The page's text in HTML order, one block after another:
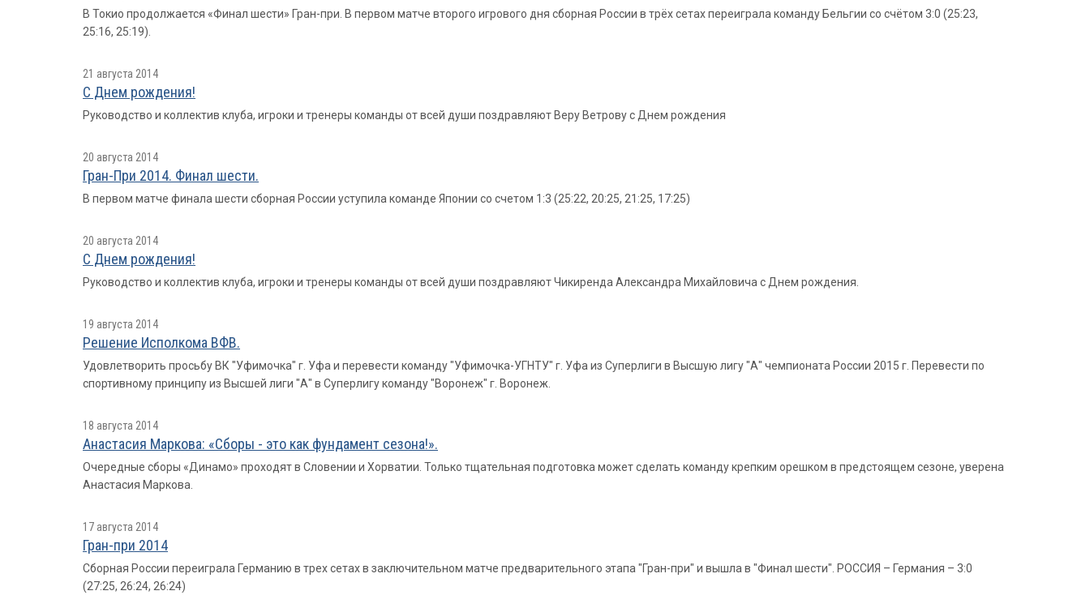
В Токио продолжается «Финал шести» Гран-при. В первом матче второго игрового дня сборная России в трёх сетах переиграла команду Бельгии со счётом 3:0 (25:23,
25:16, 25:19).
21 августа 2014
С Днем рождения!
Руководство и коллектив клуба, игроки и тренеры команды от всей души поздравляют Веру Ветрову с Днем рождения
20 августа 2014
Гран-При 2014. Финал шести.
В первом матче финала шести сборная России уступила команде Японии со счетом 1:3 (25:22, 20:25, 21:25, 17:25)
20 августа 2014
С Днем рождения!
Руководство и коллектив клуба, игроки и тренеры команды от всей души поздравляют Чикиренда Александра Михайловича с Днем рождения.
19 августа 2014
Решение Исполкома ВФВ.
Удовлетворить просьбу ВК "Уфимочка" г. Уфа и перевести команду "Уфимочка-УГНТУ" г. Уфа из Суперлиги в Высшую лигу "А" чемпионата России 2015 г. Перевести по
спортивному принципу из Высшей лиги "А" в Суперлигу команду "Воронеж" г. Воронеж.
18 августа 2014
Анастасия Маркова: «Сборы - это как фундамент сезона!».
Очередные сборы «Динамо» проходят в Словении и Хорватии. Только тщательная подготовка может сделать команду крепким орешком в предстоящем сезоне, уверена
Анастасия Маркова.
17 августа 2014
Гран-при 2014
Сборная России переиграла Германию в трех сетах в заключительном матче предварительного этапа "Гран-при" и вышла в "Финал шести". РОССИЯ – Германия – 3:0
(27:25, 26:24, 26:24)